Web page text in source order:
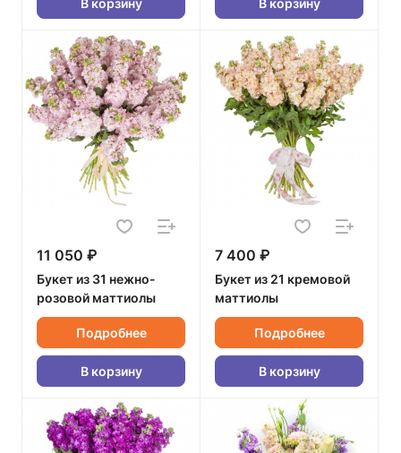
11 050 ₽
Букет из 31 нежно-
розовой маттиолы
Подробнее
В корзину
7 400 ₽
Букет из 21 кремовой
маттиолы
Подробнее
В корзину